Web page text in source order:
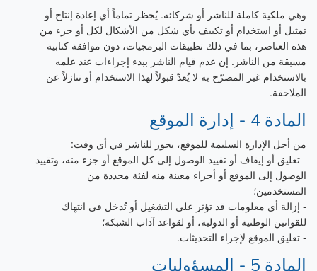
وهي ملكية كاملة للناشر أو شركائه. يُحظر تماماً أي إعادة إنتاج أو
تمثيل أو استخدام أو تكييف بأي شكل من الأشكال لكل أو جزء من
هذه العناصر، بما في ذلك تطبيقات البرمجيات، دون موافقة كتابية
مسبقة من الناشر. إن عدم قيام الناشر ببدء إجراءات عند علمه
بالاستخدام غير المصرّح به لا يُعدّ قبولاً لهذا الاستخدام أو تنازلاً عن
الملاحقة.
المادة 4 - إدارة الموقع
من أجل الإدارة السليمة للموقع، يجوز للناشر في أي وقت:
- تعليق أو إيقاف أو تقييد الوصول إلى كل الموقع أو جزء منه، وتقييد
الوصول إلى الموقع أو أجزاء معينة منه لفئة محددة من
المستخدمين؛
- إزالة أي معلومات قد تؤثر على التشغيل أو تُدخل في انتهاك
للقوانين الوطنية أو الدولية، أو لقواعد آداب الشبكة؛
- تعليق الموقع لإجراء التحديثات.
المادة 5 - المسؤوليات